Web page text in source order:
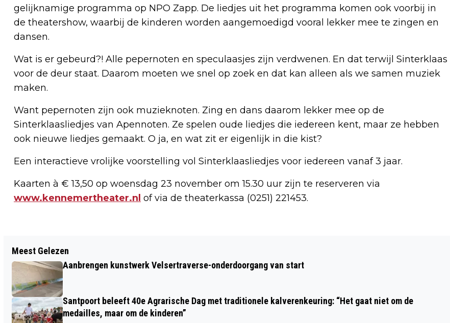
gelijknamige programma op NPO Zapp. De liedjes uit het programma komen ook voorbij in
de theatershow, waarbij de kinderen worden aangemoedigd vooral lekker mee te zingen en
dansen.
Wat is er gebeurd?! Alle pepernoten en speculaasjes zijn verdwenen. En dat terwijl Sinterklaas
voor de deur staat. Daarom moeten we snel op zoek en dat kan alleen als we samen muziek
maken.
Want pepernoten zijn ook muzieknoten. Zing en dans daarom lekker mee op de
Sinterklaasliedjes van Apennoten. Ze spelen oude liedjes die iedereen kent, maar ze hebben
ook nieuwe liedjes gemaakt. O ja, en wat zit er eigenlijk in die kist?
Een interactieve vrolijke voorstelling vol Sinterklaasliedjes voor iedereen vanaf 3 jaar.
Kaarten à € 13,50 op woensdag 23 november om 15.30 uur zijn te reserveren via
www.kennemertheater.nl of via de theaterkassa (0251) 221453.
VERMISTE EN GEVONDEN DIEREN
DIERENAMBULANCE KENNEMERLAND
OVER MOLLEN EN RIET
Meest Gelezen
Aanbrengen kunstwerk Velsertraverse-onderdoorgang van start
Santpoort beleeft 40e Agrarische Dag met traditionele kalverenkeuring: “Het gaat niet om de
medailles, maar om de kinderen”